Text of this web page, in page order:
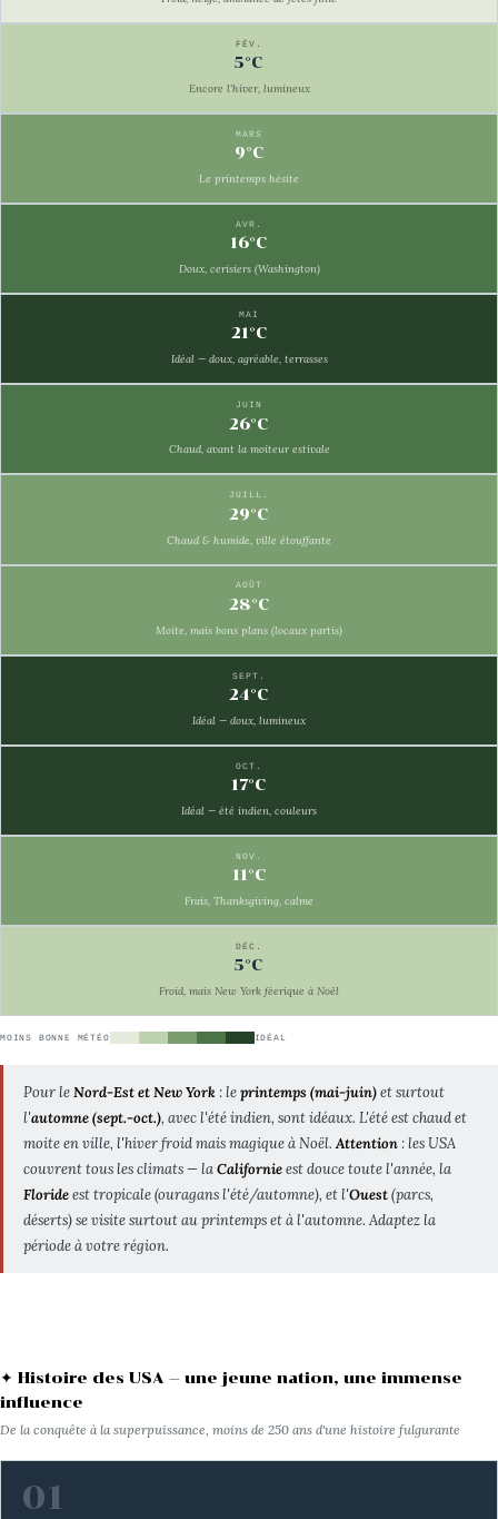
FÉV.
5°C
Encore l'hiver, lumineux
MARS
9°C
Le printemps hésite
AVR.
16°C
Doux, cerisiers (Washington)
MAI
21°C
Idéal — doux, agréable, terrasses
JUIN
26°C
Chaud, avant la moiteur estivale
JUILL.
29°C
Chaud & humide, ville étouffante
AOÛT
28°C
Moite, mais bons plans (locaux partis)
SEPT.
24°C
Idéal — doux, lumineux
OCT.
17°C
Idéal — été indien, couleurs
NOV.
11°C
Frais, Thanksgiving, calme
DÉC.
5°C
Froid, mais New York féerique à Noël
MOINS BONNE MÉTÉO IDÉAL
Pour leNord-Est et New York: leprintemps (mai-juin)et surtout
l'automne (sept.-oct.), avec l'été indien, sont idéaux. L'été est chaud et
moite en ville, l'hiver froid mais magique à Noël.Attention: les USA
couvrent tous les climats — laCalifornieest douce toute l'année, la
Florideest tropicale (ouragans l'été/automne), et l'Ouest(parcs,
déserts) se visite surtout au printemps et à l'automne. Adaptez la
période à votre région.
✦ Histoire des USA — une jeune nation, une immense
influence
De la conquête à la superpuissance, moins de 250 ans d'une histoire fulgurante
01